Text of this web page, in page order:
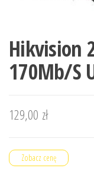
Hikvision
170Mb/S
129,00 zł
Zobacz cenę